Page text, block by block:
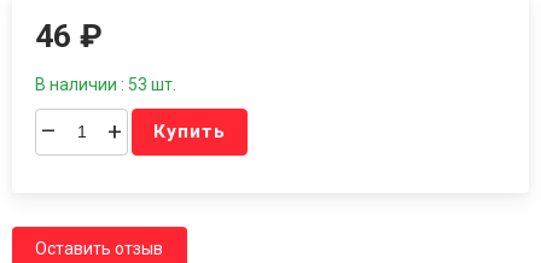
46₽
В наличии : 53 шт.
– + Купить
Оставить отзыв